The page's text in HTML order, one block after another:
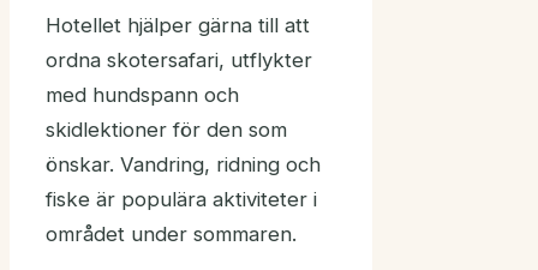
Hotellet hjälper gärna till att
ordna skotersafari, utflykter
med hundspann och
skidlektioner för den som
önskar. Vandring, ridning och
fiske är populära aktiviteter i
området under sommaren.